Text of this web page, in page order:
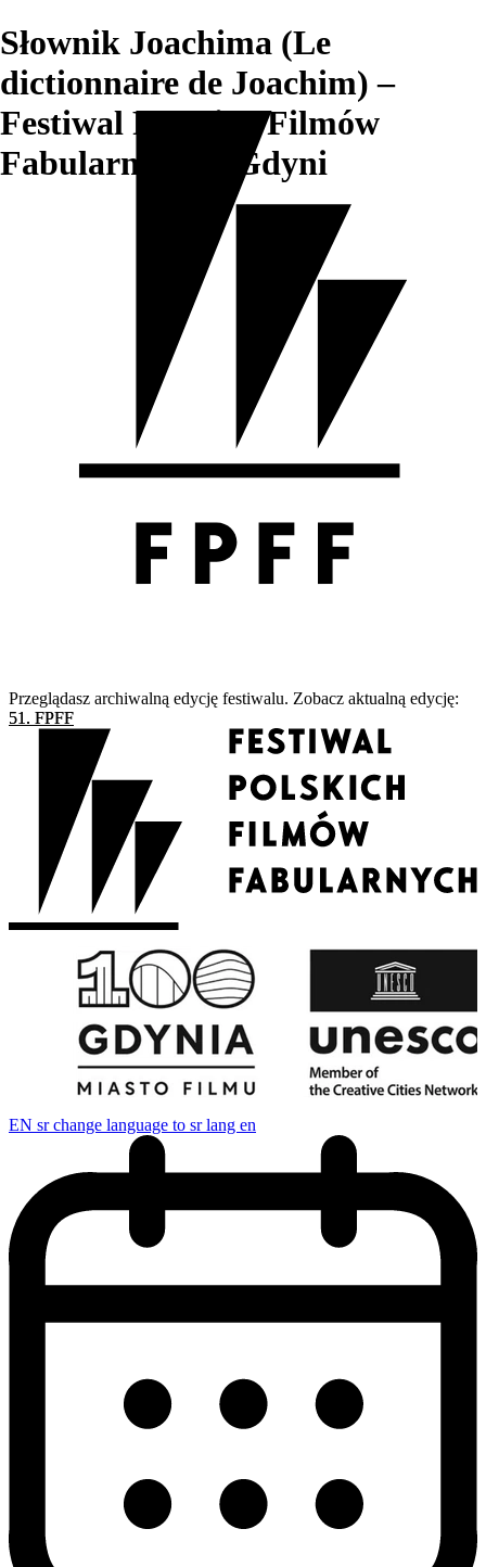
Słownik Joachima (Le
dictionnaire de Joachim) –
Festiwal Polskich Filmów
Fabularnych w Gdyni
Przeglądasz archiwalną edycję festiwalu. Zobacz aktualną edycję:
51. FPFF
EN sr change language to sr lang en